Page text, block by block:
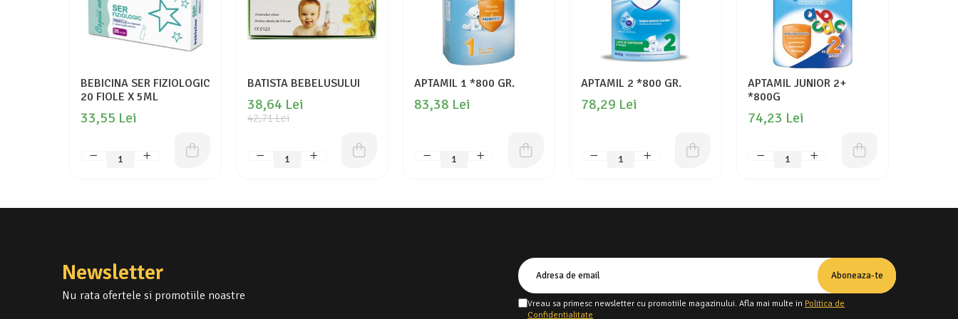
BEBICINA SER FIZIOLOGIC
20 FIOLE X 5ML
33,55 Lei
BATISTA BEBELUSULUI
42,71 Lei
38,64 Lei
APTAMIL 1 *800 GR.
83,38 Lei
APTAMIL 2 *800 GR.
78,29 Lei
APTAMIL JUNIOR 2+
*800G
74,23 Lei
Newsletter
Nu rata ofertele si promotiile noastre
Vreau sa primesc newsletter cu promotiile magazinului. Afla mai multe in Politica de
Confidentialitate